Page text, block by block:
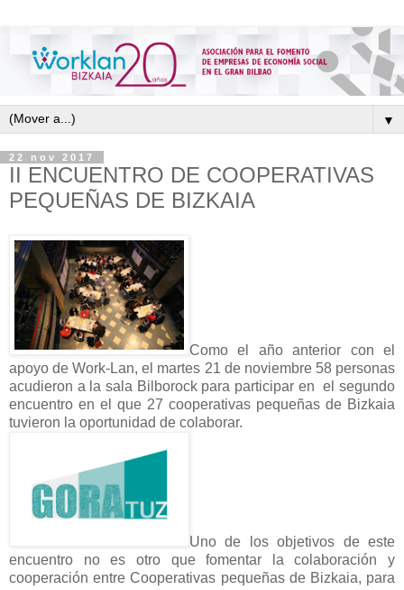
▼
22 nov 2017
II ENCUENTRO DE COOPERATIVAS
PEQUEÑAS DE BIZKAIA
Como el año anterior con el
apoyo de Work-Lan, el martes 21 de noviembre 58 personas
acudieron a la sala Bilborock para participar en el segundo
encuentro en el que 27 cooperativas pequeñas de Bizkaia
tuvieron la oportunidad de colaborar.
Uno de los objetivos de este
encuentro no es otro que fomentar la colaboración y
cooperación entre Cooperativas pequeñas de Bizkaia, para